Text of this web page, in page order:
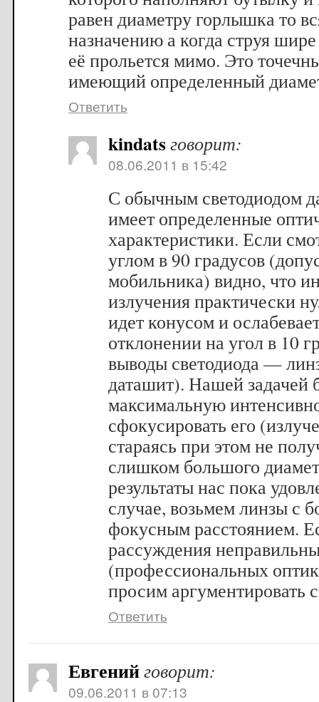
равен диаметру горлышка то
назначению а когда струя
её прольется мимо. Это
имеющий определенный
Ответить
kindatsговорит:
08.06.2011 в 15:42
С обычным светодиодом
имеет определенные
характеристики. Если
углом в 90 градусов
мобильника) видно, что
излучения практически
идет конусом и
отклонении на угол в 10
выводы светодиода —
даташит). Нашей задачей
максимальную
сфокусировать его
стараясь при этом не
слишком большого
результаты нас пока
случае, возьмем линзы с
фокусным расстоянием.
рассуждения
(профессиональных
просим аргументировать
Ответить
Евгенийговорит:
09.06.2011 в 07:13